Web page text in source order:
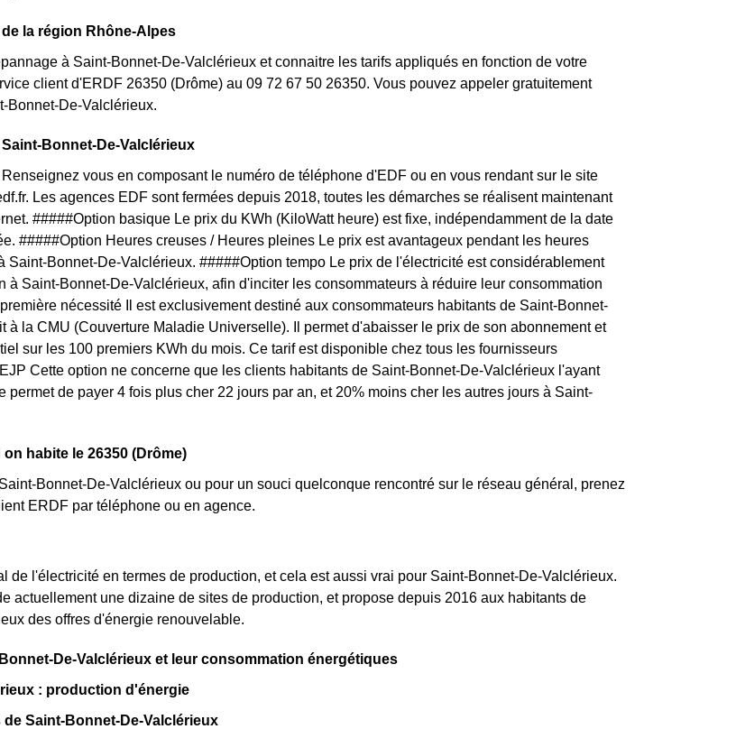
la région Rhône-Alpes
à Saint-Bonnet-De-Valclérieux et connaitre les tarifs appliqués en fonction de votre
client d'ERDF 26350 (Drôme) au 09 72 67 50 26350. Vous pouvez appeler gratuitement
Bonnet-De-Valclérieux.
Bonnet-De-Valclérieux
vous en composant le numéro de téléphone d'EDF ou en vous rendant sur le site
Les agences EDF sont fermées depuis 2018, toutes les démarches se réalisent maintenant
#####Option basique Le prix du KWh (KiloWatt heure) est fixe, indépendamment de la date
#####Option Heures creuses / Heures pleines Le prix est avantageux pendant les heures
Saint-Bonnet-De-Valclérieux. #####Option tempo Le prix de l'électricité est considérablement
à Saint-Bonnet-De-Valclérieux, afin d'inciter les consommateurs à réduire leur consommation
nécessité Il est exclusivement destiné aux consommateurs habitants de Saint-Bonnet-
à la CMU (Couverture Maladie Universelle). Il permet d'abaisser le prix de son abonnement et
sur les 100 premiers KWh du mois. Ce tarif est disponible chez tous les fournisseurs
Cette option ne concerne que les clients habitants de Saint-Bonnet-De-Valclérieux l'ayant
permet de payer 4 fois plus cher 22 jours par an, et 20% moins cher les autres jours à Saint-
habite le 26350 (Drôme)
Bonnet-De-Valclérieux ou pour un souci quelconque rencontré sur le réseau général, prenez
ERDF par téléphone ou en agence.
de l'électricité en termes de production, et cela est aussi vrai pour Saint-Bonnet-De-Valclérieux.
actuellement une dizaine de sites de production, et propose depuis 2016 aux habitants de
des offres d'énergie renouvelable.
De-Valclérieux et leur consommation énergétiques
: production d'énergie
Saint-Bonnet-De-Valclérieux